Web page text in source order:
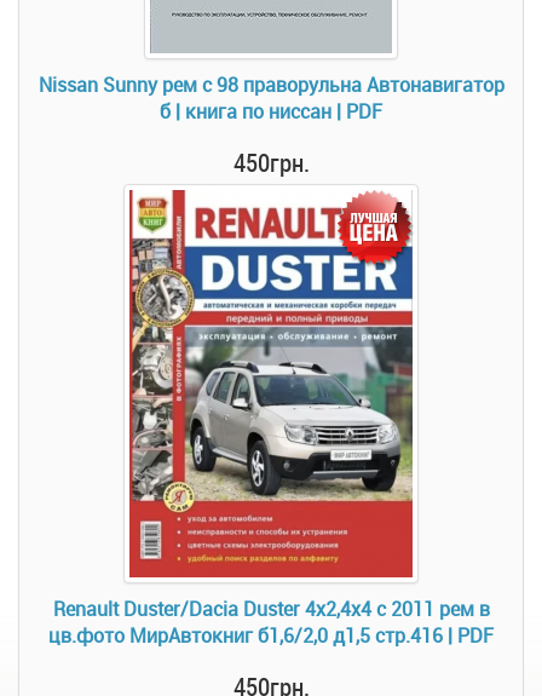
Nissan Sunny рем с 98 праворульна Автонавигатор
б | книга по ниссан | PDF
450грн.
Renault Duster/Dacia Duster 4х2,4х4 с 2011 рем в
цв.фото МирАвтокниг б1,6/2,0 д1,5 стр.416 | PDF
450грн.